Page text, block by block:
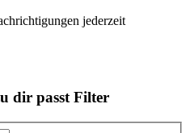
jederzeit
dir passt Filter